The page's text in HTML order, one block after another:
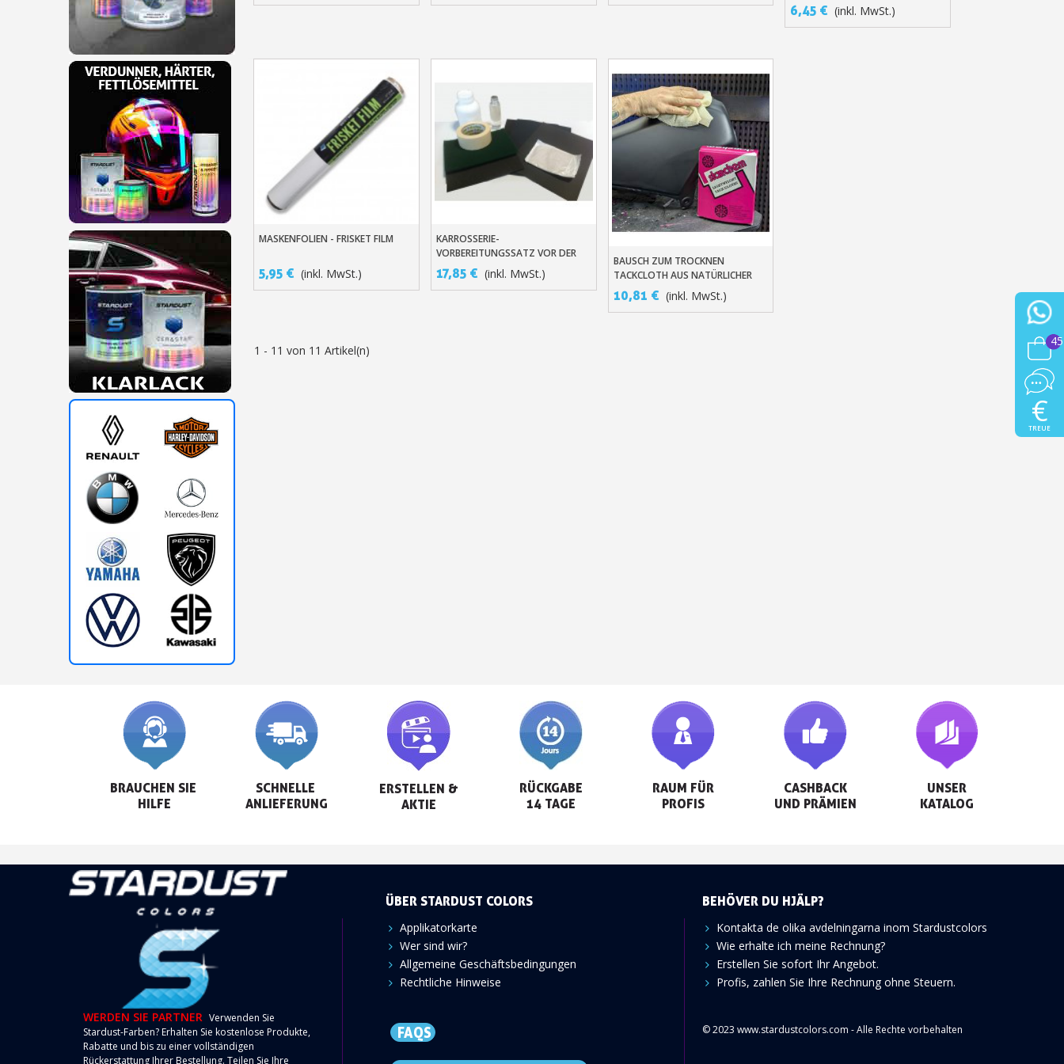
SCHLEIFMASCHINE – 10ER- ODER
50ER-PACK
6,45 € (inkl. MwSt.)
In Den Warenkorb
MASKENFOLIEN - FRISKET FILM
5,95 € (inkl. MwSt.)
In Den Warenkorb
KARROSSERIE-
VORBEREITUNGSSATZ VOR DER
LACKIERUNG
17,85 € (inkl. MwSt.)
In Den Warenkorb
BAUSCH ZUM TROCKNEN
TACKCLOTH AUS NATÜRLICHER
BAUMWOLLE STAUBFREI (X10)
10,81 € (inkl. MwSt.)
1 - 11 von 11 Artikel(n)
BRAUCHEN SIE
HILFE
SCHNELLE
ANLIEFERUNG
ERSTELLEN &
AKTIE
RÜCKGABE
14 TAGE
RAUM FÜR
PROFIS
CASHBACK
UND PRÄMIEN
UNSER
KATALOG
WERDEN SIE PARTNER Verwenden Sie
Stardust-Farben? Erhalten Sie kostenlose Produkte,
Rabatte und bis zu einer vollständigen
Rückerstattung Ihrer Bestellung. Teilen Sie Ihre
ÜBER STARDUST COLORS
Applikatorkarte
Wer sind wir?
Allgemeine Geschäftsbedingungen
Rechtliche Hinweise
FAQS
BEHÖVER DU HJÄLP?
Kontakta de olika avdelningarna inom Stardustcolors
Wie erhalte ich meine Rechnung?
Erstellen Sie sofort Ihr Angebot.
Profis, zahlen Sie Ihre Rechnung ohne Steuern.
© 2023 www.stardustcolors.com - Alle Rechte vorbehalten
45
€
TREUE